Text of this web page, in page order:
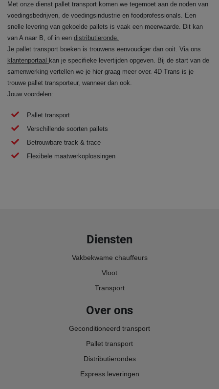
Met onze dienst pallet transport komen we tegemoet aan de noden van
voedingsbedrijven, de voedingsindustrie en foodprofessionals. Een
snelle levering van gekoelde pallets is vaak een meerwaarde. Dit kan
van A naar B, of in een distributieronde.
Je pallet transport boeken is trouwens eenvoudiger dan ooit. Via ons
klantenportaal kan je specifieke levertijden opgeven. Bij de start van de
samenwerking vertellen we je hier graag meer over. 4D Trans is je
trouwe pallet transporteur, wanneer dan ook.
Jouw voordelen:
Pallet transport
Verschillende soorten pallets
Betrouwbare track & trace
Flexibele maatwerkoplossingen
Diensten
Vakbekwame chauffeurs
Vloot
Transport
Over ons
Geconditioneerd transport
Pallet transport
Distributierondes
Express leveringen